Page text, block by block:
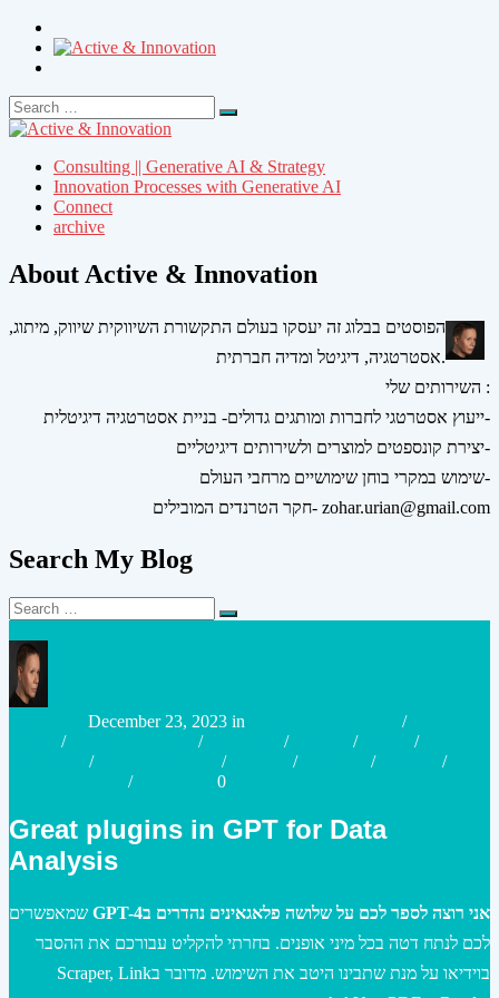
Search
for:
Search
Consulting || Generative AI & Strategy
Innovation Processes with Generative AI
Connect
archive
About Active & Innovation
הפוסטים בבלוג זה יעסקו בעולם התקשורת השיווקית שיווק, מיתוג,
אסטרטגיה, דיגיטל ומדיה חברתית.
השירותים שלי :
ייעוץ אסטרטגי לחברות ומותגים גדולים- בניית אסטרטגיה דיגיטלית-
יצירת קונספטים למוצרים ולשירותים דיגיטליים-
שימוש במקרי בוחן שימושיים מרחבי העולם-
חקר הטרנדים המובילים- zohar.urian@gmail.com
Search My Blog
Search
for:
Search
December 23, 2023 in /
/ / / /
/
/ / / /
/
/ 0
Great plugins in GPT for Data
Analysis
אני רוצה לספר לכם על שלושה פלאגאינים נהדרים בGPT-4
שמאפשרים
לכם לנתח דטה בכל מיני אופנים. בחרתי להקליט עבורכם את ההסבר
בוידיאו על מנת שתבינו היטב את השימוש. מדובר בScraper, Link